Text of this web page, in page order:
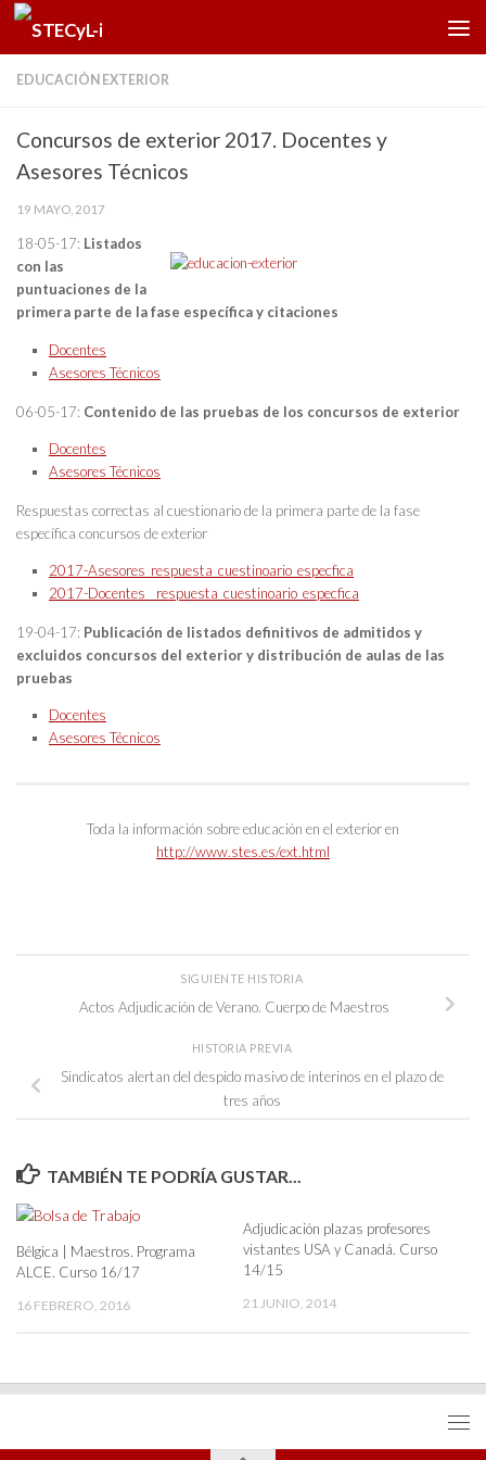
Saltar al contenido
EDUCACIÓN EXTERIOR
Concursos de exterior 2017. Docentes y
Asesores Técnicos
19 MAYO, 2017
18-05-17: Listados
con las
puntuaciones de la
primera parte de la fase específica y citaciones
Docentes
Asesores Técnicos
06-05-17: Contenido de las pruebas de los concursos de exterior
Docentes
Asesores Técnicos
Respuestas correctas al cuestionario de la primera parte de la fase
específica concursos de exterior
2017-Asesores_respuesta_cuestinoario_especfica
2017-Docentes__respuesta_cuestinoario_especfica
19-04-17: Publicación de listados definitivos de admitidos y
excluidos concursos del exterior y distribución de aulas de las
pruebas
Docentes
Asesores Técnicos
Toda la información sobre educación en el exterior en
http://www.stes.es/ext.html
SIGUIENTE HISTORIA
Actos Adjudicación de Verano. Cuerpo de Maestros
HISTORIA PREVIA
Sindicatos alertan del despido masivo de interinos en el plazo de
tres años
TAMBIÉN TE PODRÍA GUSTAR...
Bélgica | Maestros. Programa
ALCE. Curso 16/17
16 FEBRERO, 2016
Adjudicación plazas profesores
vistantes USA y Canadá. Curso
14/15
21 JUNIO, 2014